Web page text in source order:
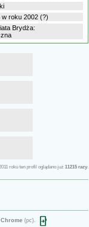
w roku 2002 (?)
Brydża:
roku ten profil oglądano już 11215 razy.
(pc). open_in_phone